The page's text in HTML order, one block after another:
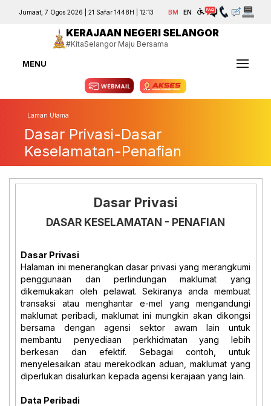
Jumaat, 7 Ogos 2026 | 21 Safar 1448H | 12:13 BM EN
KERAJAAN NEGERI SELANGOR
#KitaSelangor Maju Bersama
MENU
Laman Utama
Dasar Privasi-Dasar
Keselamatan-Penafian
Dasar Privasi
DASAR KESELAMATAN - PENAFIAN
Dasar Privasi
Halaman ini menerangkan dasar privasi yang merangkumi
penggunaan dan perlindungan maklumat yang
dikemukakan oleh pelawat. Sekiranya anda membuat
transaksi atau menghantar e-mel yang mengandungi
maklumat peribadi, maklumat ini mungkin akan dikongsi
bersama dengan agensi sektor awam lain untuk
membantu penyediaan perkhidmatan yang lebih
berkesan dan efektif. Sebagai contoh, untuk
menyelesaikan atau merekodkan aduan, maklumat yang
diperlukan disalurkan kepada agensi kerajaan yang lain.
Data Peribadi